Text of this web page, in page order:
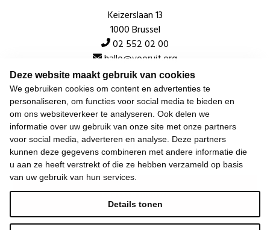
Deze website maakt gebruik van cookies
We gebruiken cookies om content en advertenties te
personaliseren, om functies voor social media te bieden en
om ons websiteverkeer te analyseren. Ook delen we
informatie over uw gebruik van onze site met onze partners
voor social media, adverteren en analyse. Deze partners
kunnen deze gegevens combineren met andere informatie die
u aan ze heeft verstrekt of die ze hebben verzameld op basis
van uw gebruik van hun services.
Details tonen
Keizerslaan 13
1000 Brussel
02 552 02 00
hallo@vooruit.org
Snel
Over de beweging
Algemeen
Laatste nieuws